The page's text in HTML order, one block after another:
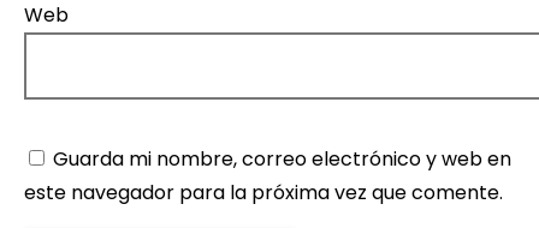
Web
Guarda mi nombre, correo electrónico y web en
este navegador para la próxima vez que comente.